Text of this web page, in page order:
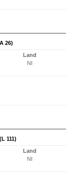
26)
Land
NI
111)
Land
NI